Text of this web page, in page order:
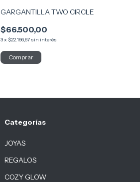
GARGANTILLA TWO CIRCLE
$66.500,00
3x $22.166,67 sin interés
Categorías
JOYAS
REGALOS
COZY GLOW